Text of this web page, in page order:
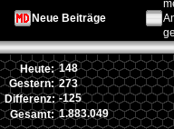
Neue Beiträge
Heute: 148
Gestern: 273
Differenz: -125
Gesamt: 1.883.049